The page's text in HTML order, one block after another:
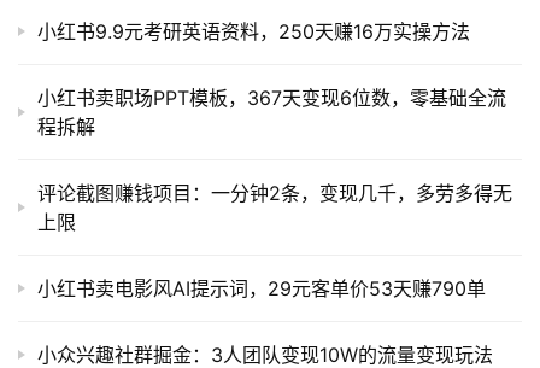
小红书9.9元考研英语资料，250天赚16万实操方法
小红书卖职场PPT模板，367天变现6位数，零基础全流
程拆解
评论截图赚钱项目：一分钟2条，变现几千，多劳多得无
上限
小红书卖电影风AI提示词，29元客单价53天赚790单
小众兴趣社群掘金：3人团队变现10W的流量变现玩法